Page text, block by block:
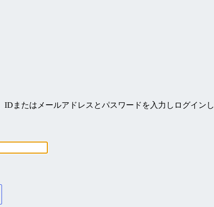
IDまたはメールアドレスとパスワードを入力しログインし